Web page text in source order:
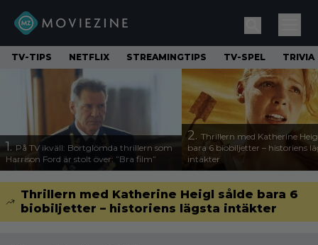
TV-TIPS NETFLIX STREAMINGTIPS TV-SPEL TRIVIA
1. På TV ikväll: Bortglömda thrillern som
Harrison Ford är stolt över: ”Bra film”
2. Thrillern med Katherine
bara 6 biobiljetter – historiens
intäkter
Thrillern med Katherine Heigl sålde bara 6
biobiljetter – historiens lägsta intäkter